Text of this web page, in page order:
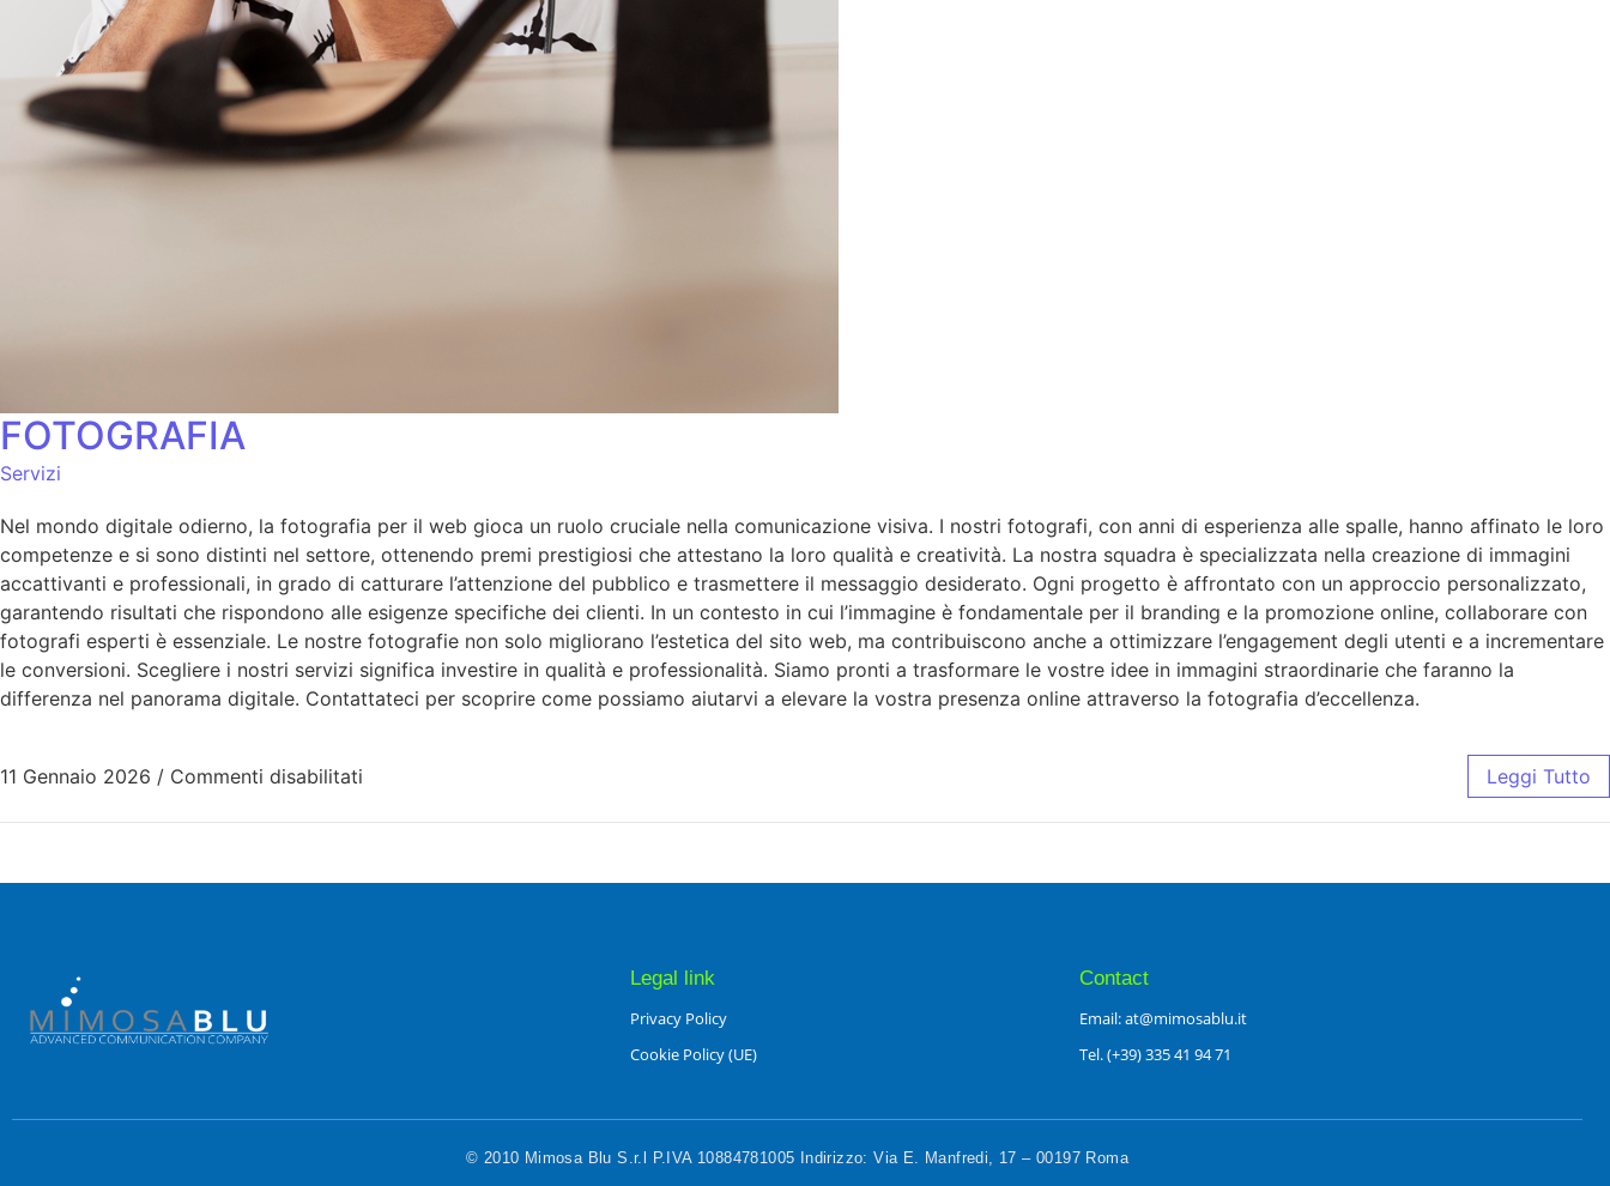
FOTOGRAFIA
Servizi
Nel mondo digitale odierno, la fotografia per il web gioca un ruolo cruciale nella comunicazione visiva. I nostri fotografi, con anni di esperienza alle spalle, hanno affinato le loro
competenze e si sono distinti nel settore, ottenendo premi prestigiosi che attestano la loro qualità e creatività. La nostra squadra è specializzata nella creazione di immagini
accattivanti e professionali, in grado di catturare l’attenzione del pubblico e trasmettere il messaggio desiderato. Ogni progetto è affrontato con un approccio personalizzato,
garantendo risultati che rispondono alle esigenze specifiche dei clienti. In un contesto in cui l’immagine è fondamentale per il branding e la promozione online, collaborare con
fotografi esperti è essenziale. Le nostre fotografie non solo migliorano l’estetica del sito web, ma contribuiscono anche a ottimizzare l’engagement degli utenti e a incrementare
le conversioni. Scegliere i nostri servizi significa investire in qualità e professionalità. Siamo pronti a trasformare le vostre idee in immagini straordinarie che faranno la
differenza nel panorama digitale. Contattateci per scoprire come possiamo aiutarvi a elevare la vostra presenza online attraverso la fotografia d’eccellenza.
11 Gennaio 2026 / Commenti disabilitati Leggi Tutto
Legal link
Privacy Policy
Cookie Policy (UE)
Contact
Email: at@mimosablu.it
Tel. (+39) 335 41 94 71
© 2010 Mimosa Blu S.r.l P.IVA 10884781005 Indirizzo: Via E. Manfredi, 17 – 00197 Roma